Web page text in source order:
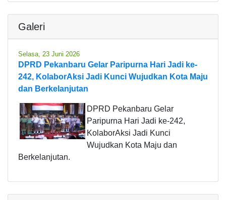
Galeri
Selasa, 23 Juni 2026
DPRD Pekanbaru Gelar Paripurna Hari Jadi ke-
242, KolaborAksi Jadi Kunci Wujudkan Kota Maju
dan Berkelanjutan
DPRD Pekanbaru Gelar
Paripurna Hari Jadi ke-242,
KolaborAksi Jadi Kunci
Wujudkan Kota Maju dan
Berkelanjutan.